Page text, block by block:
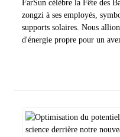
FarSun célèbre la Fête des
zongzi à ses employés,
supports solaires. Nous
d'énergie propre pour un